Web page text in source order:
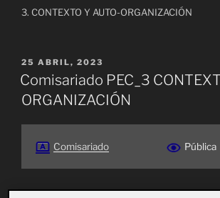
3. CONTEXTO Y AUTO-ORGANIZACIÓN
PUBLICADO
EL
25 ABRIL, 2023
Comisariado PEC_3
ORGANIZACIÓN
Comisariado Pública